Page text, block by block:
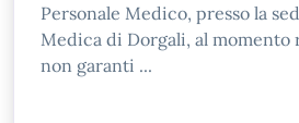
Personale Medico, presso la
Medica di Dorgali, al momento
non garanti ...